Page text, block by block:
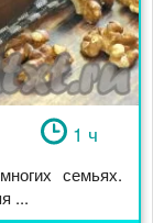
1 ч
семьях.
...